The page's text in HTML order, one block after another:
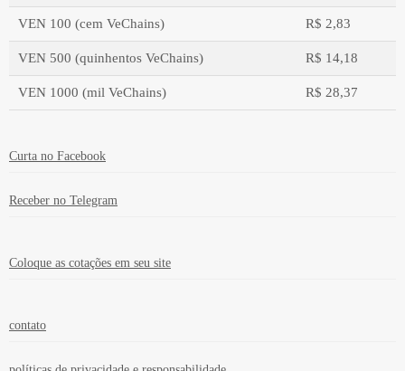
VEN 100 (cem VeChains) R$ 2,83
VEN 500 (quinhentos VeChains) R$ 14,18
VEN 1000 (mil VeChains) R$ 28,37
Curta no Facebook
Receber no Telegram
Coloque as cotações em seu site
contato